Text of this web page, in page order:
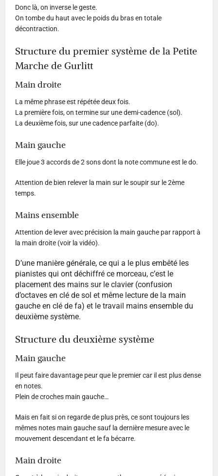
Donc là, on inverse le geste.
On tombe du haut avec le poids du bras en totale
décontraction.
Structure du premier système de la Petite
Marche de Gurlitt
Main droite
La même phrase est répétée deux fois.
La première fois, on termine sur une demi-cadence (sol).
La deuxième fois, sur une cadence parfaite (do).
Main gauche
Elle joue 3 accords de 2 sons dont la note commune est le do.
Attention de bien relever la main sur le soupir sur le 2ème
temps.
Mains ensemble
Attention de lever avec précision la main gauche par rapport à
la main droite (voir la vidéo).
D’une manière générale, ce qui a le plus embêté les
pianistes qui ont déchiffré ce morceau, c’est le
placement des mains sur le clavier (confusion
d’octaves en clé de sol et même lecture de la main
gauche en clé de fa) et le travail mains ensemble du
deuxième système.
Structure du deuxième système
Main gauche
Il peut faire davantage peur que le premier car il est plus dense
en notes.
Plein de croches main gauche…
Mais en fait si on regarde de plus près, ce sont toujours les
mêmes notes main gauche sauf la dernière mesure avec le
mouvement descendant et le fa bécarre.
Main droite